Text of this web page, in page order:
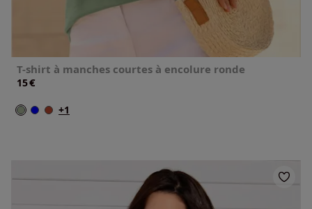
T-shirt à manches courtes à encolure ronde
15€
+1